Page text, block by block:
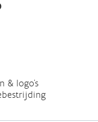
& logo's